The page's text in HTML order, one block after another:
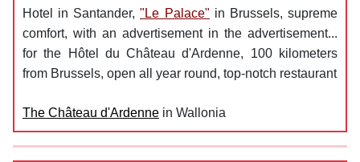
Hotel in Santander,"Le Palace" in Brussels, supreme
comfort, with an advertisement in the advertisement...
for the Hôtel du Château d'Ardenne, 100 kilometers
from Brussels, open all year round, top-notch restaurant
The Château d'Ardenne in Wallonia